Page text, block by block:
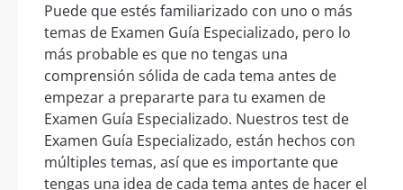
Puede que estés familiarizado con uno o más
temas de Examen Guía Especializado, pero lo
más probable es que no tengas una
comprensión sólida de cada tema antes de
empezar a prepararte para tu examen de
Examen Guía Especializado. Nuestros test de
Examen Guía Especializado, están hechos con
múltiples temas, así que es importante que
tengas una idea de cada tema antes de hacer el